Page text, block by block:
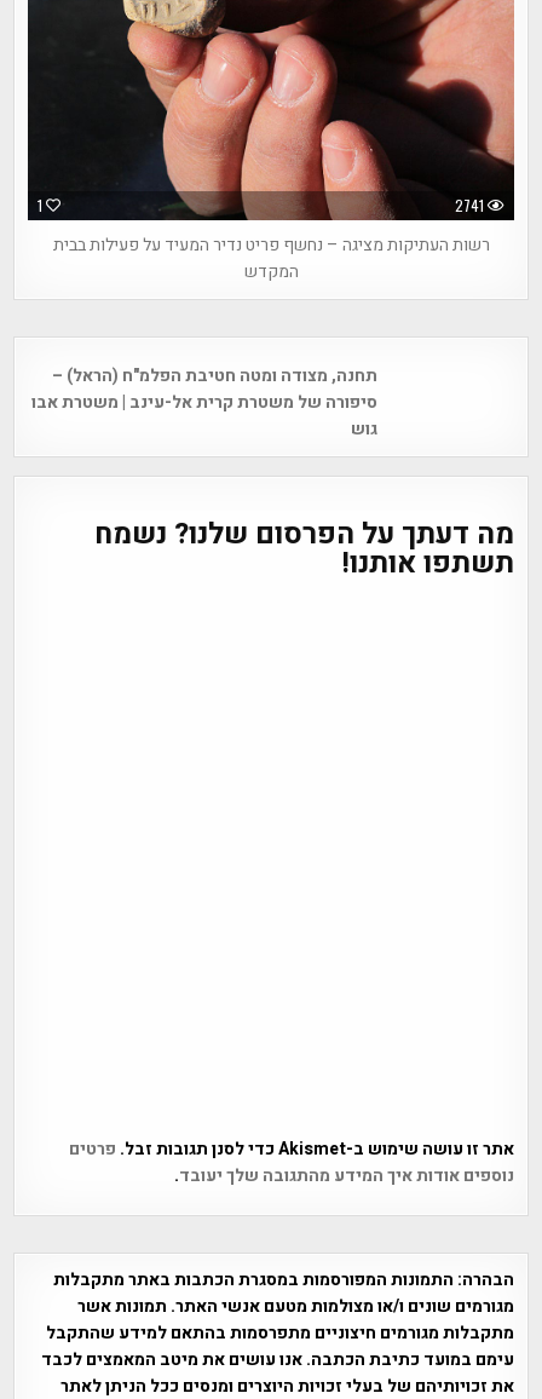
1 2741
רשות העתיקות מציגה – נחשף פריט נדיר המעיד על פעילות בבית
המקדש
navigationתחנה, מצודה ומטה חטיבת הפלמ"ח (הראל) –
סיפורה של משטרת קרית אל-עינב | משטרת אבו
גוש
מה דעתך על הפרסום שלנו? נשמח
תשתפו אותנו!
אתר זו עושה שימוש ב-Akismet כדי לסנן תגובות זבל.
פרטים
נוספים אודות איך המידע מהתגובה שלך יעובד.
הבהרה: התמונות המפורסמות במסגרת הכתבות באתר מתקבלות
מגורמים שונים ו/או מצולמות מטעם אנשי האתר. תמונות אשר
מתקבלות מגורמים חיצוניים מתפרסמות בהתאם למידע שהתקבל
עימם במועד כתיבת הכתבה. אנו עושים את מיטב המאמצים לכבד
את זכויותיהם של בעלי זכויות היוצרים ומנסים ככל הניתן לאתר